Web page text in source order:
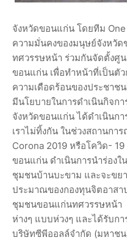
จังหวัดขอนแก่น โดยทีม
ความมั่นคงของมนุษย์จังหวั
ทศวรรษหน้า ร่วมกันจัดตั้งศู
ขอนแก่น เพื่อทำหน้าที่เป็นตั
ความเดือดร้อนของประชาช
มีนโยบายในการดำเนินกิจก
จังหวัดขอนแก่น ได้ดำเนินก
เราไม่ทิ้งกัน ในช่วงสถานกา
Corona 2019 หรือโควิด-
ขอนแก่น ดำเนินการนำร่อง
ชุมชนบ้านบะขาม และจะขย
ประมาณของกองทุนจิตอาสา
ชุมชนขอนแก่นทศวรรษหน้า
ห่างๆ แบบห่วงๆ และได้รับก
บริษัทซีพีออลล์จำกัด (มหาช